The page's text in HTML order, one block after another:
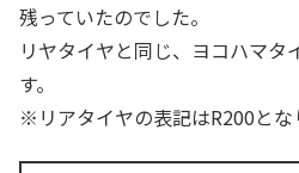
残っていたのでした。
リヤタイヤと同じ、ヨコハマタ
す。
※リアタイヤの表記はR200とな